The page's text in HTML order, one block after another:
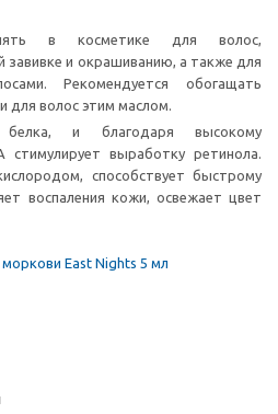
в косметике для волос,
завивке и окрашиванию, а также для
Рекомендуется обогащать
для волос этим маслом.
белка, и благодаря высокому
выработку ретинола.
способствует быстрому
воспаления кожи, освежает цвет
East Nights 5 мл